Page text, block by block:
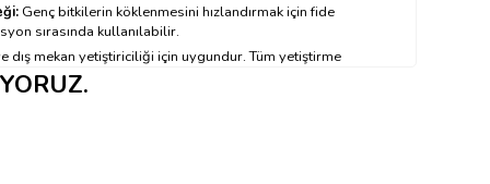
Genç bitkilerin köklenmesini hızlandırmak için fide
sırasında kullanılabilir.
dış mekan yetiştiriciliği için uygundur. Tüm yetiştirme
vb.) kullanılabilir.